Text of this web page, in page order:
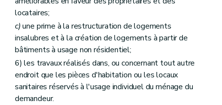
locataires;
c)une prime à la restructuration de logements
insalubres et à la création de logements à partir de
bâtiments à usage non résidentiel;
6) les travaux réalisés dans, ou concernant tout autre
endroit que les pièces d'habitation ou les locaux
sanitaires réservés à l'usage individuel du ménage du
demandeur.